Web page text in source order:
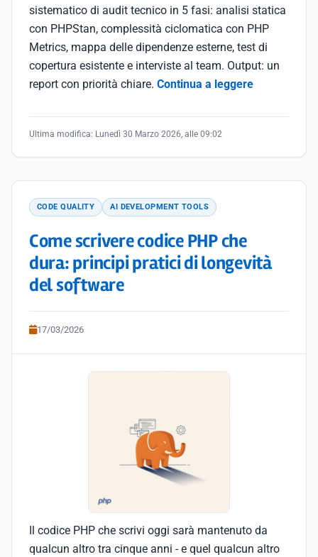
sistematico di audit tecnico in 5 fasi: analisi statica
con PHPStan, complessità ciclomatica con PHP
Metrics, mappa delle dipendenze esterne, test di
copertura esistente e interviste al team. Output: un
report con priorità chiare. Continua a leggere
Ultima modifica: Lunedì 30 Marzo 2026, alle 09:02
CODE QUALITY AI DEVELOPMENT TOOLS
Come scrivere codice PHP che
dura: principi pratici di longevità
del software
17/03/2026
Il codice PHP che scrivi oggi sarà mantenuto da
qualcun altro tra cinque anni - e quel qualcun altro